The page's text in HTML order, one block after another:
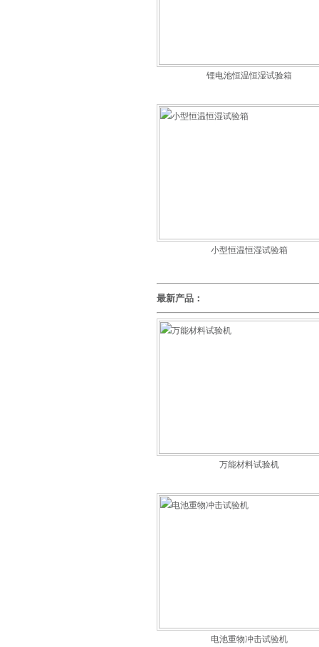
锂电池恒温恒湿试验箱
小型恒温恒湿试验箱
最新产品：
万能材料试验机
电池重物冲击试验机